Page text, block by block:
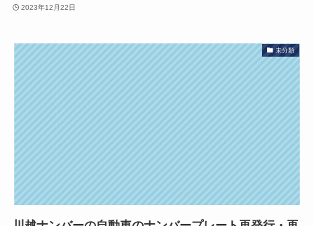
2023年12月22日
未分類